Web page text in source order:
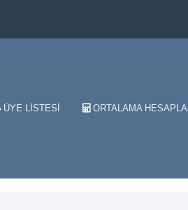
ÜYE LISTESI ORTALAMA HESAPLA